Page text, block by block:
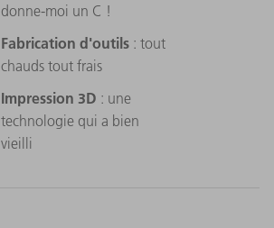
donne-moi un C !
Fabrication d'outils : tout
chauds tout frais
Impression 3D : une
technologie qui a bien
vieilli